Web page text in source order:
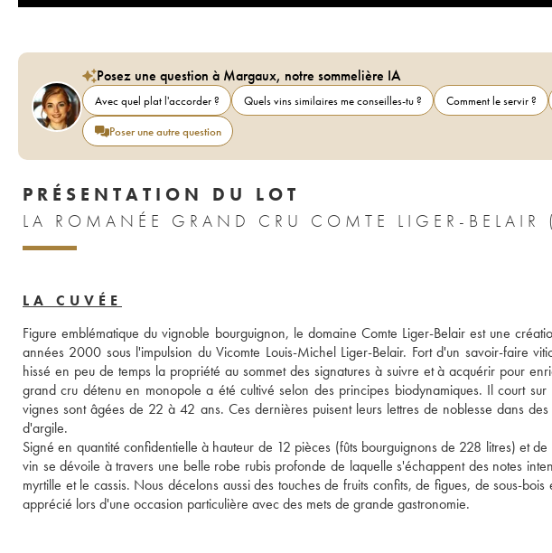
Posez une question à Margaux, notre sommelière IA
Avec quel plat l'accorder ? Quels vins similaires me conseilles-tu ? Comment le servir ?
Poser une autre question
PRÉSENTATION DU LOT
LA ROMANÉE GRAND CRU COMTE LIGER-
LA CUVÉE
Figure emblématique du vignoble bourguignon, le domaine Comte Liger-Belair est une
années 2000 sous l'impulsion du Vicomte Louis-Michel Liger-Belair. Fort d'un savoir-faire
hissé en peu de temps la propriété au sommet des signatures à suivre et à acquérir pour
grand cru détenu en monopole a été cultivé selon des principes biodynamiques. Il court
vignes sont âgées de 22 à 42 ans. Ces dernières puisent leurs lettres de noblesse dans
d'argile.
Signé en quantité confidentielle à hauteur de 12 pièces (fûts bourguignons de 228 litres) et
vin se dévoile à travers une belle robe rubis profonde de laquelle s'échappent des notes
myrtille et le cassis. Nous décelons aussi des touches de fruits confits, de figues, de sous-
apprécié lors d'une occasion particulière avec des mets de grande gastronomie.